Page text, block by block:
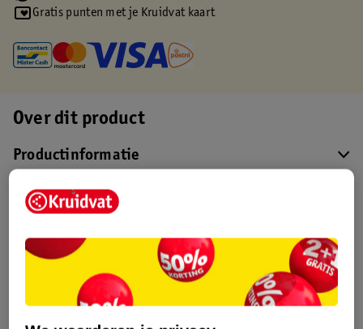
Gratis punten met je Kruidvat kaart
Over dit product
Productinformatie
Etiketinformatie
Nature Impact Score
Dit product heeft (nog) geen Nature
Impact Score.